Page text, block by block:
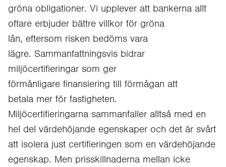
gröna obligationer. Vi upplever att bankerna allt
oftare erbjuder bättre villkor för gröna
lån, eftersom risken bedöms vara
lägre. Sammanfattningsvis bidrar
miljöcertifieringar som ger
förmånligare finansiering till förmågan att
betala mer för fastigheten.
Miljöcertifieringarna sammanfaller alltså med en
hel del värdehöjande egenskaper och det är svårt
att isolera just certifieringen som en värdehöjande
egenskap. Men prisskillnaderna mellan icke